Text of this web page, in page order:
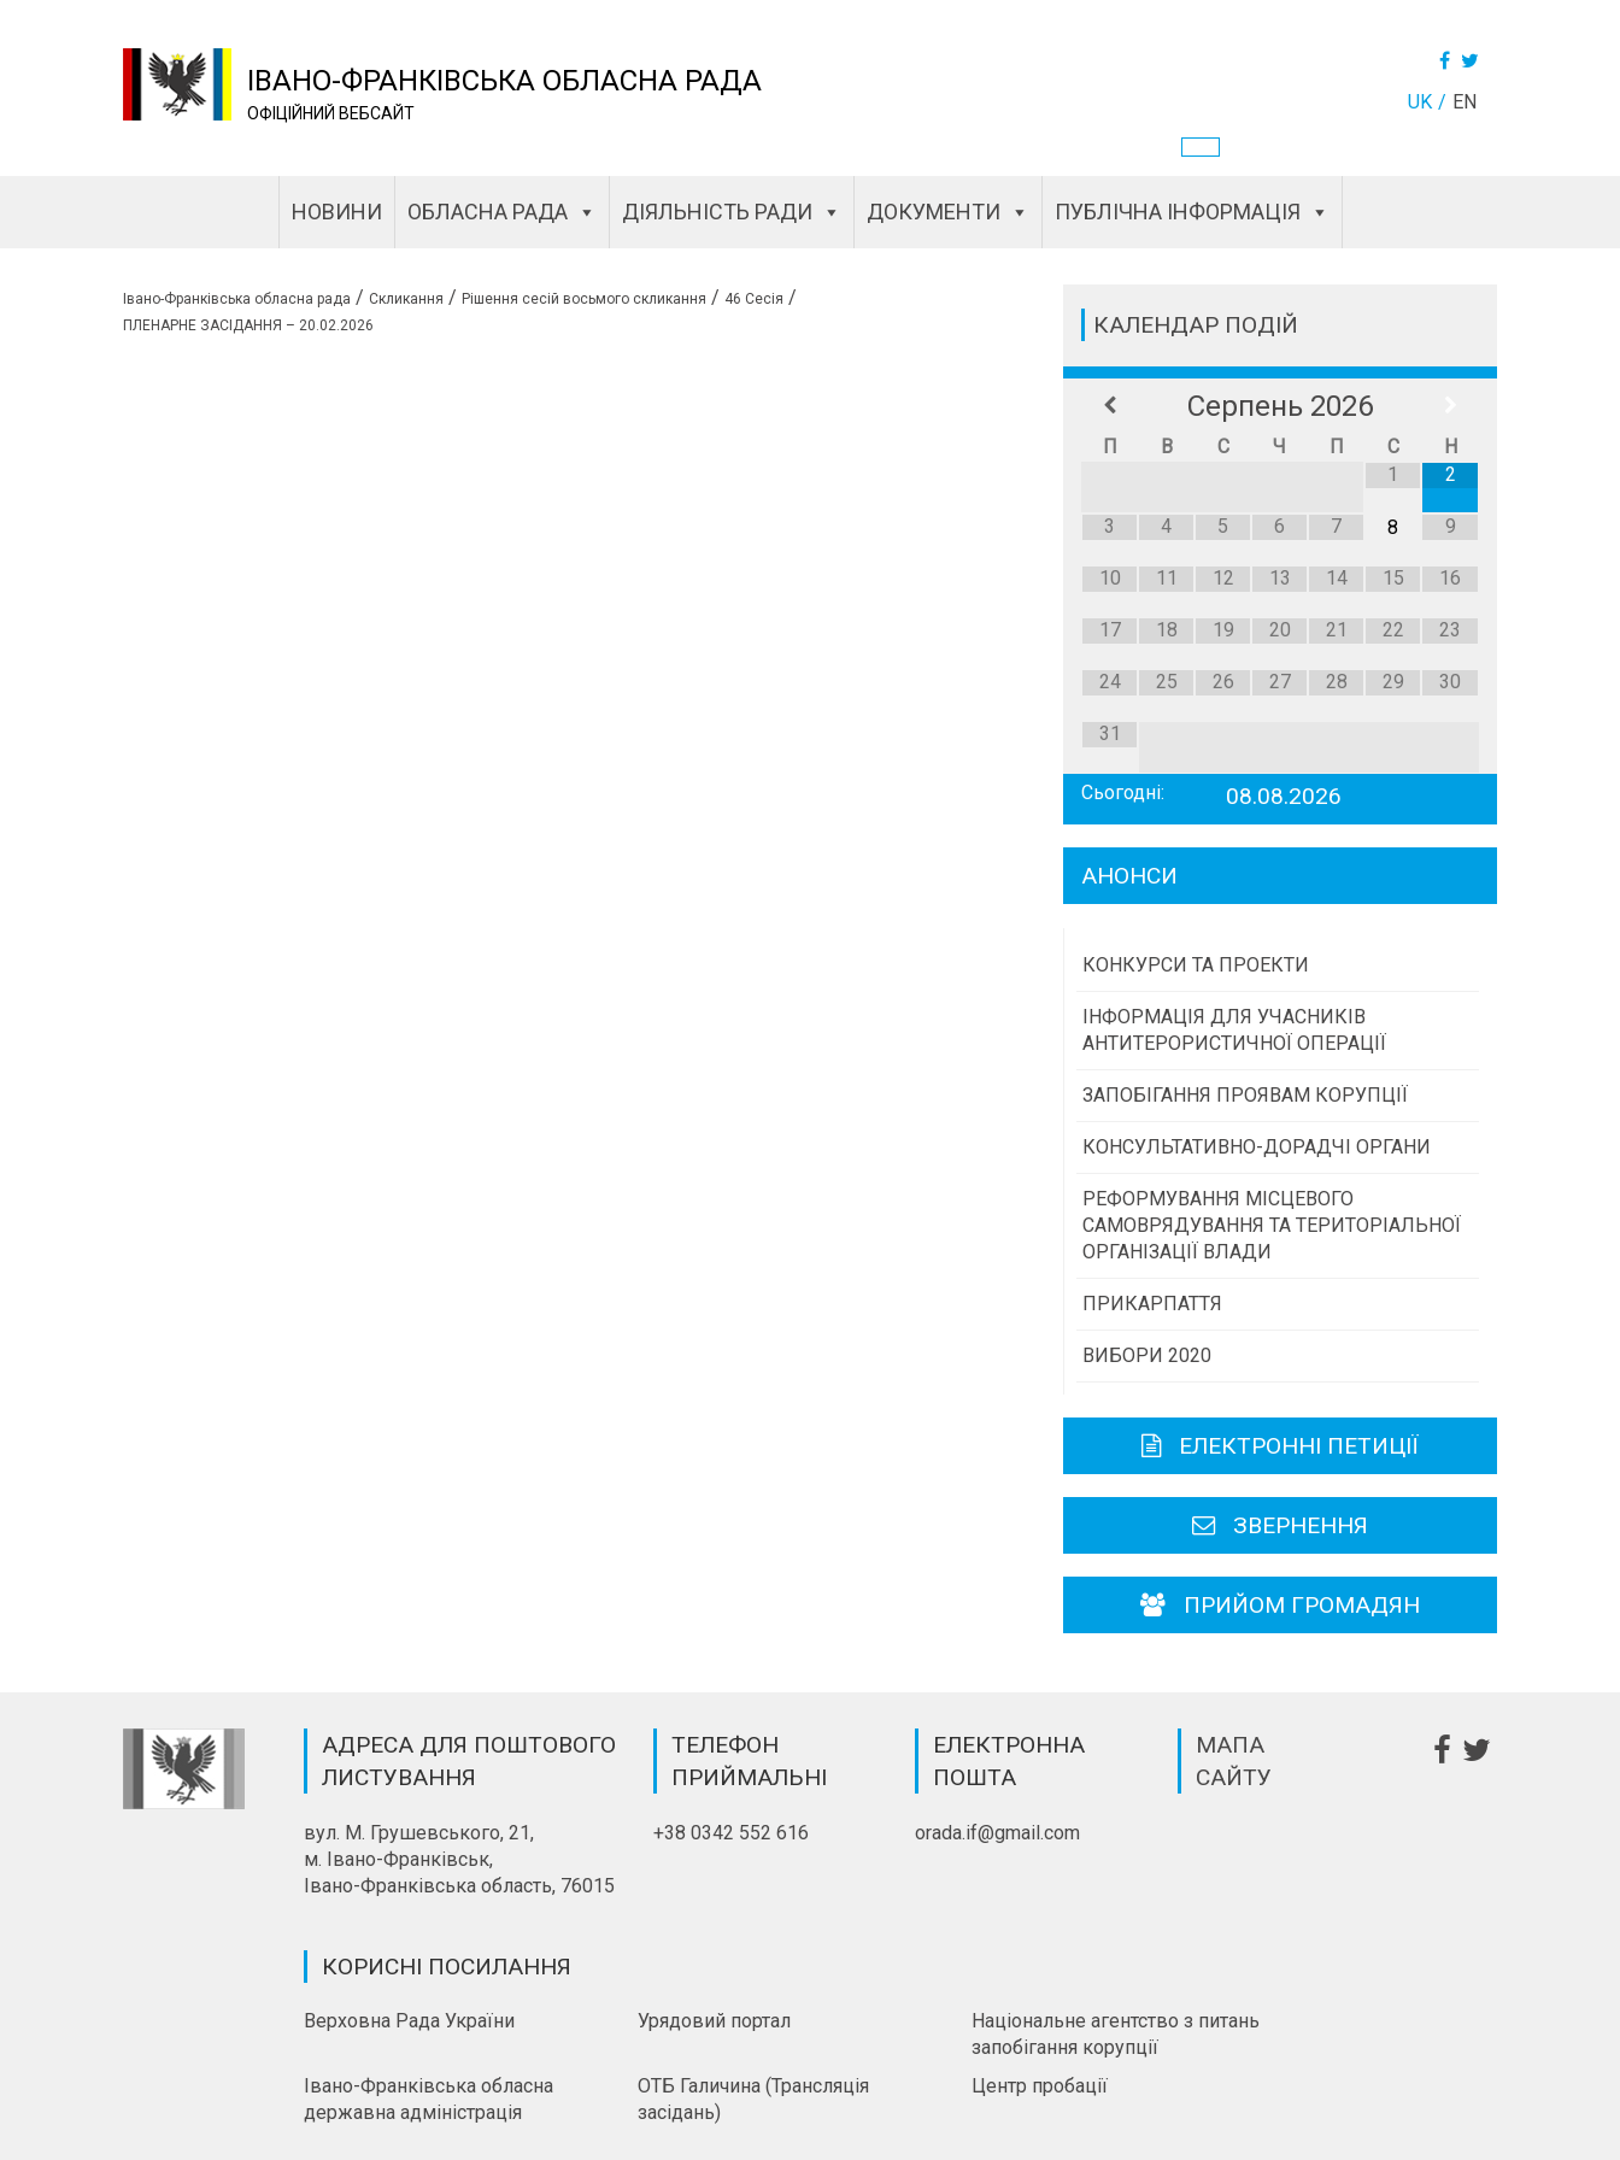
ІВАНО-ФРАНКІВСЬКА ОБЛАСНА РАДА
ОФІЦІЙНИЙ ВЕБСАЙТ UK EN
НОВИНИ ОБЛАСНА РАДА ДІЯЛЬНІСТЬ РАДИ ДОКУМЕНТИ ПУБЛІЧНА ІНФОРМАЦІЯ
Івано-Франківська обласна рада / Скликання / Рішення сесій восьмого скликання / 46 Сесія /
ПЛЕНАРНЕ ЗАСІДАННЯ – 20.02.2026 КАЛЕНДАР ПОДІЙ
Серпень 2026
П В С Ч П С
Н
1
2
3 4 5 6 7 8 9
10 11 12 13 14 15 16
17 18 19 20 21 22 23
24 25 26 27 28 29 30
31
Сьогодні: 08.08.2026
АНОНСИ
КОНКУРСИ ТА ПРОЕКТИ
Конкурс проектів та програм місцевого
самоврядування
суспільства
Програми/конкурси МТД
ІНФОРМАЦІЯ ДЛЯ УЧАСНИКІВ
АНТИТЕРОРИСТИЧНОЇ ОПЕРАЦІЇ
ЗАПОБІГАННЯ ПРОЯВАМ КОРУПЦІЇ
КОНСУЛЬТАТИВНО-ДОРАДЧІ ОРГАНИ
Консультативна рада
РЕФОРМУВАННЯ МІСЦЕВОГО
САМОВРЯДУВАННЯ ТА ТЕРИТОРІАЛЬНОЇ
ОРГАНІЗАЦІЇ ВЛАДИ
ПРИКАРПАТТЯ
Історична довідка
Карта області
Районні, міські ради
ВИБОРИ 2020
ЕЛЕКТРОННІ ПЕТИЦІЇ
ЗВЕРНЕННЯ
ПРИЙОМ ГРОМАДЯН
АДРЕСА ДЛЯ ПОШТОВОГО
ЛИСТУВАННЯ
вул. М. Грушевського, 21,
м. Івано-Франківськ,
Івано-Франківська область, 76015
ТЕЛЕФОН
ПРИЙМАЛЬНІ
+38 0342 552 616
ЕЛЕКТРОННА
ПОШТА
orada.if@gmail.com
МАПА
САЙТУ
КОРИСНІ ПОСИЛАННЯ
Верховна Рада України Урядовий портал
Національне агентство з питань
запобігання корупції
Івано-Франківська обласна
державна адміністрація
ОТБ Галичина (Трансляція
засідань)
Центр пробації